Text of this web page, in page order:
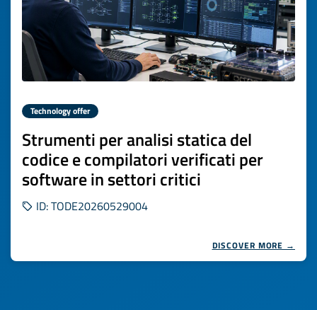
Technology offer
Strumenti per analisi statica del
codice e compilatori verificati per
software in settori critici
ID: TODE20260529004
DISCOVER MORE →